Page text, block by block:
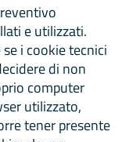
e utilizzati.
i cookie tecnici
di non
computer
utilizzato,
tener presente